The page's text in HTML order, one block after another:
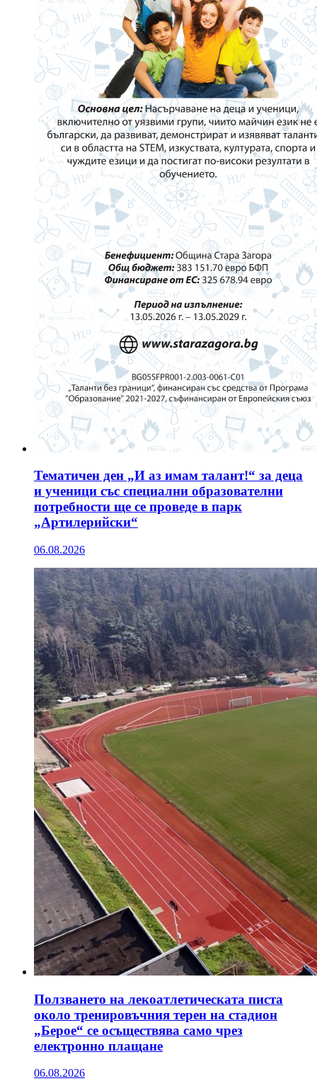
Тематичен ден „И аз имам талант!“ за деца
и ученици със специални образователни
потребности ще се проведе в парк
„Артилерийски“
06.08.2026
Ползването на лекоатлетическата писта
около тренировъчния терен на стадион
„Берое“ се осъществява само чрез
електронно плащане
06.08.2026